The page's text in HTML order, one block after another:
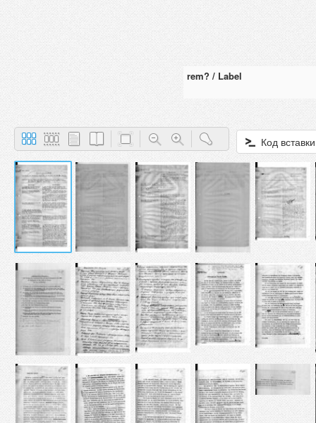
rem? / Label
Код вставки